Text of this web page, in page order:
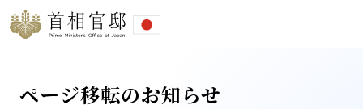
ページ移転のお知らせ